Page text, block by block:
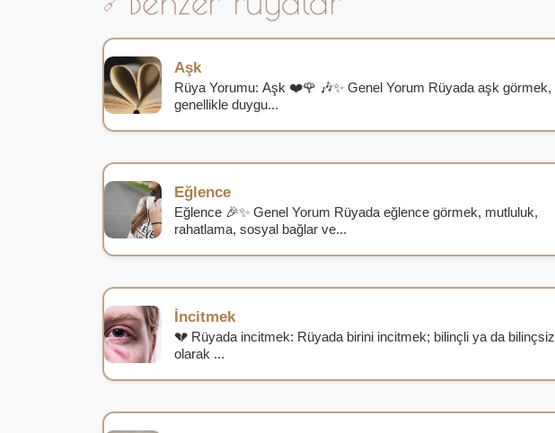
Aşk
Rüya Yorumu: Aşk ❤️🌹 🎶✨ Genel Yorum Rüyada aşk görmek,
genellikle duygu...
Eğlence
Eğlence 🎉✨ Genel Yorum Rüyada eğlence görmek, mutluluk,
rahatlama, sosyal bağlar ve...
İncitmek
💔 Rüyada incitmek: Rüyada birini incitmek; bilinçli ya da bilinçsiz
olarak ...